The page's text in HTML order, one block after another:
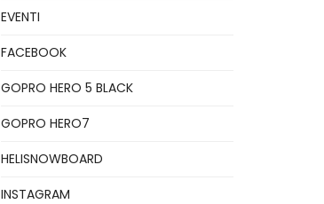
EVENTI
FACEBOOK
GOPRO HERO 5 BLACK
GOPRO HERO7
HELISNOWBOARD
INSTAGRAM